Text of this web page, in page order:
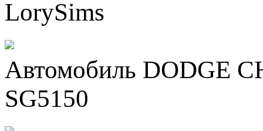
LorySims
Автомобиль DODGE
SG5150